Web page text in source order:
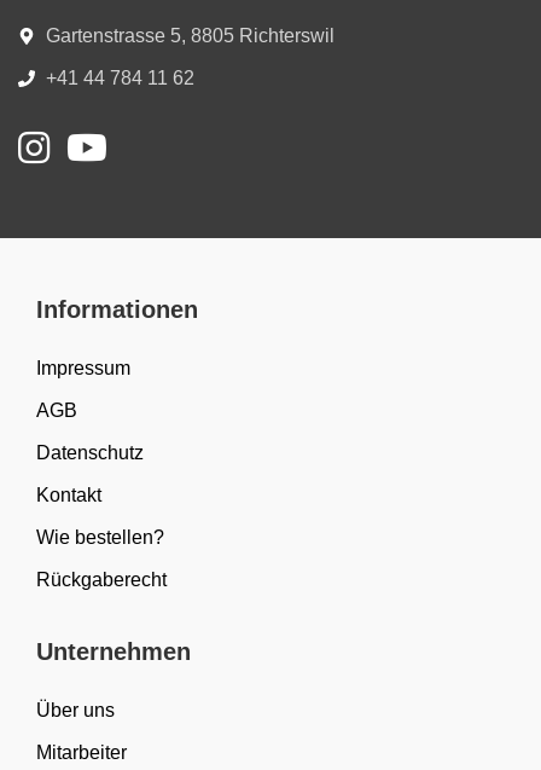
Gartenstrasse 5, 8805 Richterswil
+41 44 784 11 62
Informationen
Impressum
AGB
Datenschutz
Kontakt
Wie bestellen?
Rückgaberecht
Unternehmen
Über uns
Mitarbeiter